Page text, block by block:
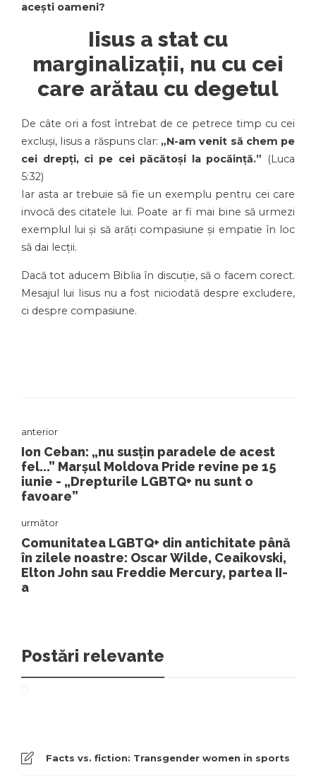
acești oameni?
Iisus a stat cu
marginalizații, nu cu cei
care arătau cu degetul
De câte ori a fost întrebat de ce petrece timp cu cei
excluși, Iisus a răspuns clar: „N-am venit să chem pe
cei drepți, ci pe cei păcătoși la pocăință.” (Luca
5:32)
Iar asta ar trebuie să fie un exemplu pentru cei care
invocă des citatele lui. Poate ar fi mai bine să urmezi
exemplul lui și să arăți compasiune și empatie în loc
să dai lecții.
Dacă tot aducem Biblia în discuție, să o facem corect.
Mesajul lui Iisus nu a fost niciodată despre excludere,
ci despre compasiune.
anterior
Ion Ceban: „nu susțin paradele de acest
fel...” Marșul Moldova Pride revine pe 15
iunie - „Drepturile LGBTQ+ nu sunt o
favoare”
următor
Comunitatea LGBTQ+ din antichitate până
în zilele noastre: Oscar Wilde, Ceaikovski,
Elton John sau Freddie Mercury, partea II-
a
Postări relevante
Facts vs. fiction: Transgender women in sports